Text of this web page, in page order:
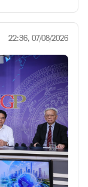
22:36, 07/08/2026